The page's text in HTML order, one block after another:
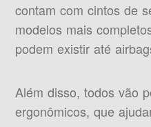
contam com cintos de
modelos mais
podem existir até
Além disso, todos vão
ergonômicos, que